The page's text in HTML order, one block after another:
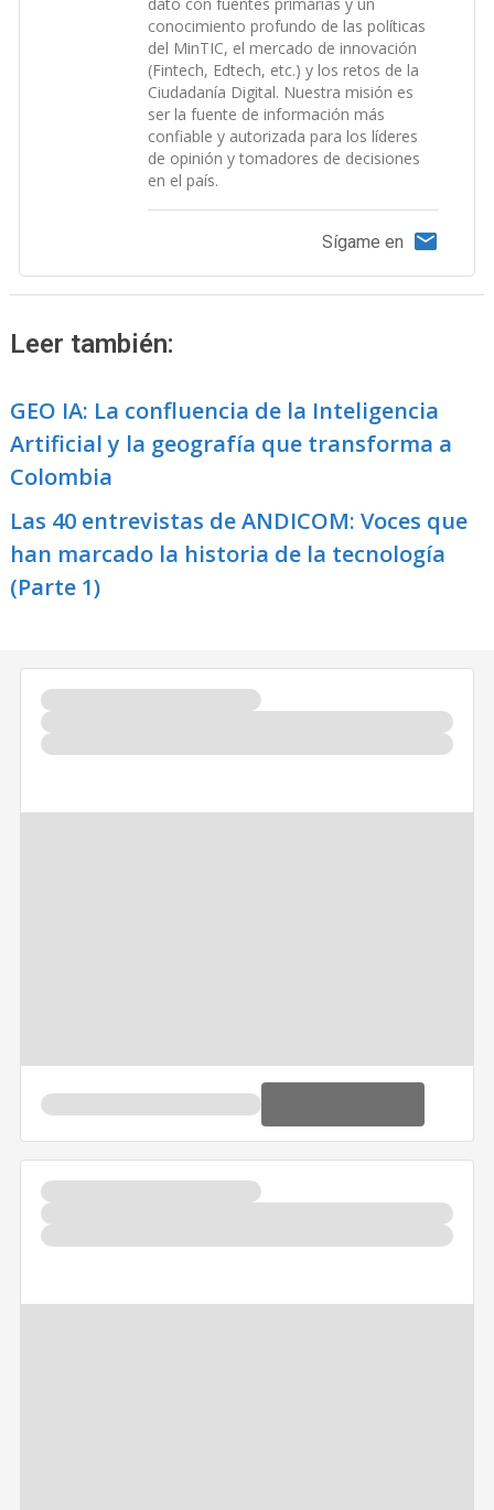
conocimiento profundo de las políticas
del MinTIC, el mercado de innovación
(Fintech, Edtech, etc.) y los retos de la
Ciudadanía Digital. Nuestra misión es
ser la fuente de información más
confiable y autorizada para los líderes
de opinión y tomadores de decisiones
en el país.
Sígame en
Leer también:
GEO IA: La confluencia de la Inteligencia
Artificial y la geografía que transforma a
Colombia
Las 40 entrevistas de ANDICOM: Voces que
han marcado la historia de la tecnología
(Parte 1)